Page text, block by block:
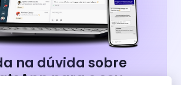
na dúvida sobre
para o seu